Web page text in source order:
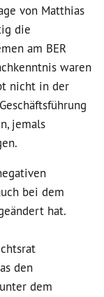
von Matthias
die
am BER
waren
nicht in der
jemals
bei dem
hat.
den
dem